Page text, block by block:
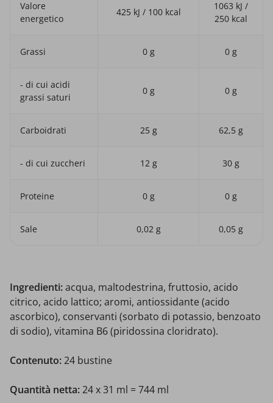
Valore
energetico
425 kJ / 100 kcal
1063 kJ /
250 kcal
Grassi 0 g 0 g
- di cui acidi
grassi saturi
0 g 0 g
Carboidrati 25 g 62,5 g
- di cui zuccheri 12 g 30 g
Proteine 0 g 0 g
Sale 0,02 g 0,05 g
Ingredienti:acqua, maltodestrina, fruttosio, acido
citrico, acido lattico; aromi, antiossidante (acido
ascorbico), conservanti (sorbato di potassio, benzoato
di sodio), vitamina B6 (piridossina cloridrato).
Contenuto:24 bustine
Quantità netta:24 x 31 ml = 744 ml